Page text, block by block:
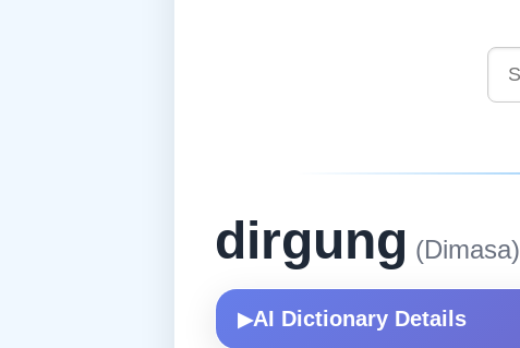
dirgung (Dimasa)
▶AI Dictionary Details